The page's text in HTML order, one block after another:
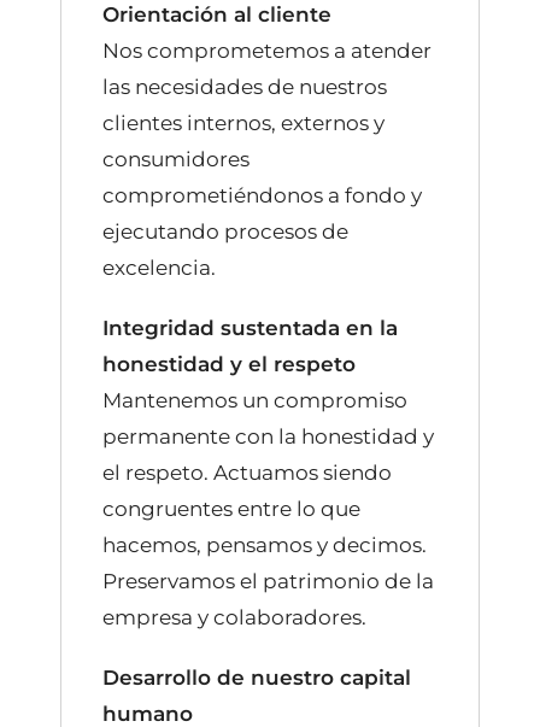
Orientación al cliente
Nos comprometemos a atender
las necesidades de nuestros
clientes internos, externos y
consumidores
comprometiéndonos a fondo y
ejecutando procesos de
excelencia.
Integridad sustentada en la
honestidad y el respeto
Mantenemos un compromiso
permanente con la honestidad y
el respeto. Actuamos siendo
congruentes entre lo que
hacemos, pensamos y decimos.
Preservamos el patrimonio de la
empresa y colaboradores.
Desarrollo de nuestro capital
humano